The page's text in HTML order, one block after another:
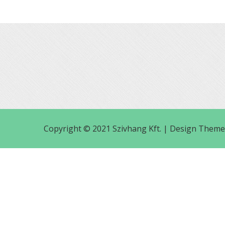
Copyright © 2021 Szivhang Kft. | Design